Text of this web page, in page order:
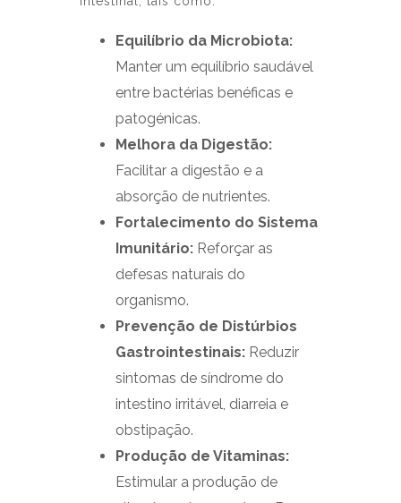
Equilíbrio da Microbiota:
Manter um equilíbrio saudável
entre bactérias benéficas e
patogénicas.
Melhora da Digestão:
Facilitar a digestão e a
absorção de nutrientes.
Fortalecimento do Sistema
Imunitário: Reforçar as
defesas naturais do
organismo.
Prevenção de Distúrbios
Gastrointestinais: Reduzir
sintomas de síndrome do
intestino irritável, diarreia e
obstipação.
Produção de Vitaminas:
Estimular a produção de